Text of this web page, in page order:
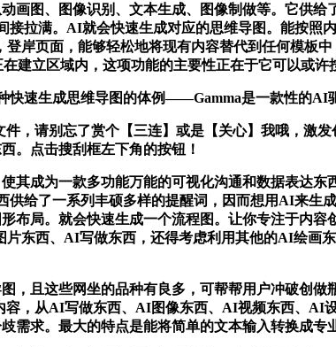
图、图像识别、文本生成、图像制做等。它供
拉满。AI就会快速生成对应的思维导图。能按照
岸页面，能够轻松地将现有内容替代到任何模板
建立区域内，这项功能的主要性正在于它可以或许
速生成思维导图的体例——Gamma是一款性的AI
请别忘了赏个【三连】或是【关心】我哦，激发
。点击搜刮框左下角的按钮！
成为一款多功能万能的可视化沟通和数据表达东
供给了一系列丰硕多样的提醒词，因而想用AI来
布局。就会快速生成一个流程图。让你专注于内
东西、AI写做东西，还得考虑利用其他的AI绘画
且这些网坐的品种有良多，可帮帮用户冲破创
容，从AI写做东西、AI图像东西、AI视频东西、
需求。最大的特点是能将简单的文本输入转换成